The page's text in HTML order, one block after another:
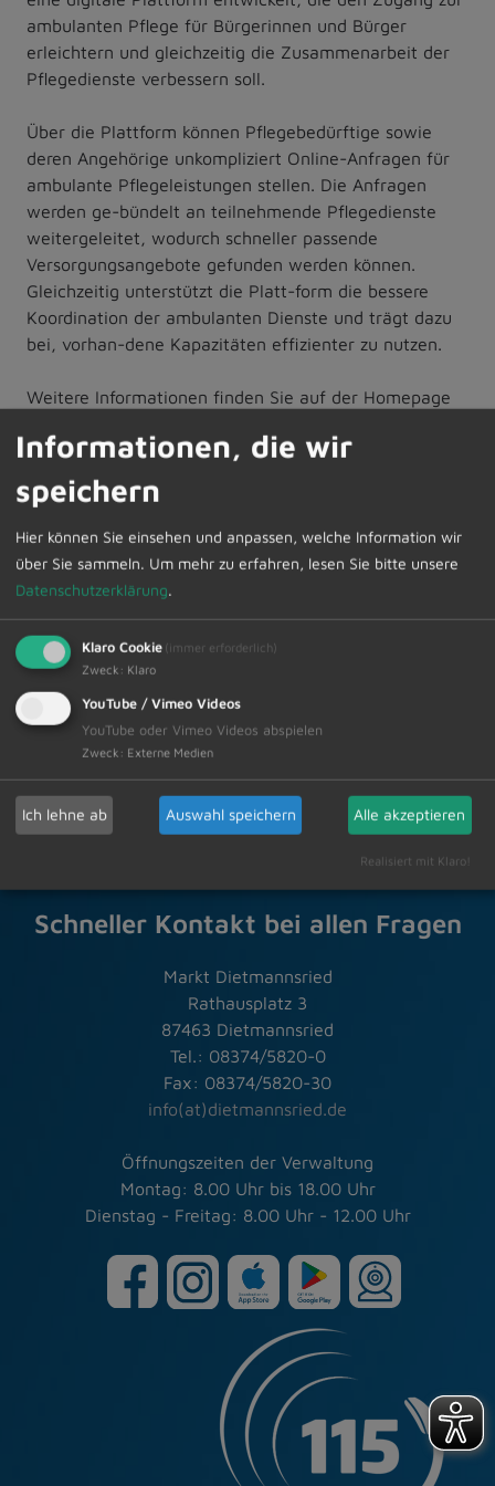
ambulanten Pflege für Bürgerinnen und Bürger
erleichtern und gleichzeitig die Zusammenarbeit der
Pflegedienste verbessern soll.
Über die Plattform können Pflegebedürftige sowie
deren Angehörige unkompliziert Online-Anfragen für
ambulante Pflegeleistungen stellen. Die Anfragen
werden ge-bündelt an teilnehmende Pflegedienste
weitergeleitet, wodurch schneller passende
Versorgungsangebote gefunden werden können.
Gleichzeitig unterstützt die Platt-form die bessere
Koordination der ambulanten Dienste und trägt dazu
bei, vorhan-dene Kapazitäten effizienter zu nutzen.
Weitere Informationen finden Sie auf der Homepage
www.oberallgaeu.org/jugend-familie-soziale-hilfen-
senioren/pio-oberallgaeu
Dietmannsried.
Zur Übersicht
08.05.2026 Amtliche Bekanntmachungen
Schneller Kontakt bei allen Fragen
Markt Dietmannsried
Rathausplatz 3
87463 Dietmannsried
Tel.: 08374/5820-0
Fax: 08374/5820-30
info(at)dietmannsried.de
Öffnungszeiten der Verwaltung
Montag: 8.00 Uhr bis 18.00 Uhr
Dienstag - Freitag: 8.00 Uhr - 12.00 Uhr
Informationen, die wir
speichern
Hier können Sie einsehen und anpassen, welche Information wir
über Sie sammeln. Um mehr zu erfahren, lesen Sie bitte unsere
Datenschutzerklärung.
Klaro Cookie (immer erforderlich)
Zweck : Klaro
YouTube / Vimeo Videos
YouTube oder Vimeo Videos abspielen
Zweck : Externe Medien
Ich lehne ab Auswahl speichern Alle akzeptieren
Realisiert mit Klaro!